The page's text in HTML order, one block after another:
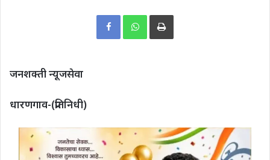
Print
जनशक्ती न्यूजसेवा
धारणगाव-(प्रतिनिधी)